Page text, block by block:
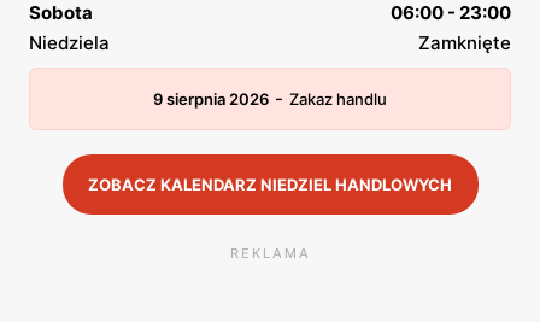
Sobota
06:00 - 23:00
Niedziela
Zamknięte
9 sierpnia 2026 - Zakaz handlu
ZOBACZ KALENDARZ NIEDZIEL HANDLOWYCH
REKLAMA